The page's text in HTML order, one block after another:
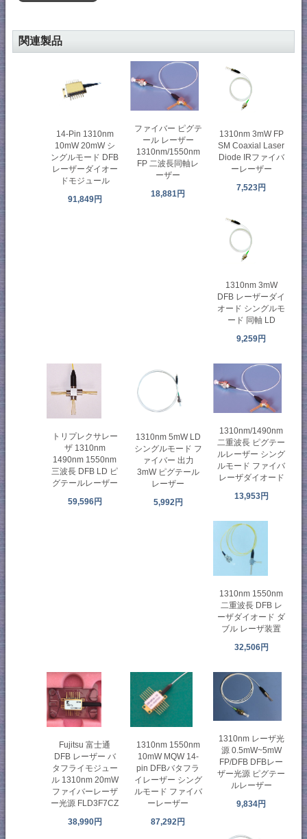
関連製品
14-Pin 1310nm
10mW 20mW シ
ングルモード DFB
レーザーダイオー
ドモジュール
91,849円
ファイバー ピグテ
ール レーザー
1310nm/1550nm
FP 二波長同軸レ
ーザー
18,881円
1310nm 3mW FP
SM Coaxial Laser
Diode IRファイバ
ーレーザー
7,523円
1310nm 3mW
DFB レーザーダイ
オード シングルモ
ード 同軸 LD
9,259円
トリプレクサレー
ザ 1310nm
1490nm 1550nm
三波長 DFB LD ピ
グテールレーザー
59,596円
1310nm 5mW LD
シングルモード フ
ァイバー 出力
3mW ピグテール
レーザー
5,992円
1310nm/1490nm
二重波長 ピグテー
ルレーザー シング
ルモード ファイバ
レーザダイオード
13,953円
1310nm 1550nm
二重波長 DFB レ
ーザダイオード ダ
ブル レーザ装置
32,506円
Fujitsu 富士通
DFB レーザー バ
タフライモジュー
ル 1310nm 20mW
ファイバーレーザ
ー光源 FLD3F7CZ
38,990円
1310nm 1550nm
10mW MQW 14-
pin DFBバタフラ
イレーザー シング
ルモード ファイバ
ーレーザー
87,292円
1310nm レーザ光
源 0.5mW~5mW
FP/DFB DFBレー
ザー光源 ピグテー
ルレーザー
9,834円